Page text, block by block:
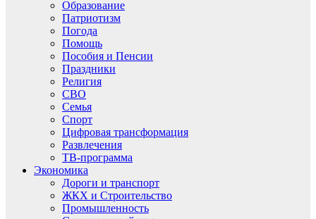
Образование
Патриотизм
Погода
Помощь
Пособия и Пенсии
Праздники
Религия
СВО
Семья
Спорт
Цифровая трансформация
Развлечения
ТВ-программа
Экономика
Дороги и транспорт
ЖКХ и Строительство
Промышленность